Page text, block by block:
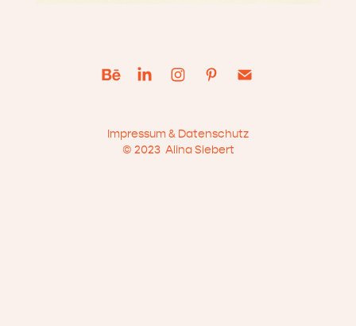
Impressum & Datenschutz
© 2023 Alina Siebert